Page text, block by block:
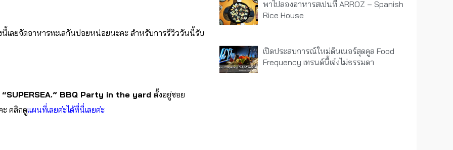
ลยจัดอาหารทะเลกันบ่อยหน่อยนะคะ สำหรับการรีวิววันนี้รับ
“SUPERSEA.” BBQ Party in the yard ตั้งอยู่ซอย
คลิกดูแผนที่เลยค่ะได้ที่นี่เลยค่ะ
พาไปลองอาหารสเปนที่ ARROZ – Spanish
Rice House
เปิดประสบการณ์ใหม่ดินเนอร์สุดคูล Food
Frequency เทรนด์นี้เจ๋งไม่ธรรมดา